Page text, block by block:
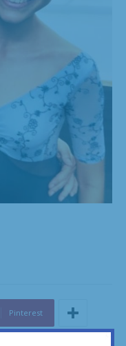
Pinterest